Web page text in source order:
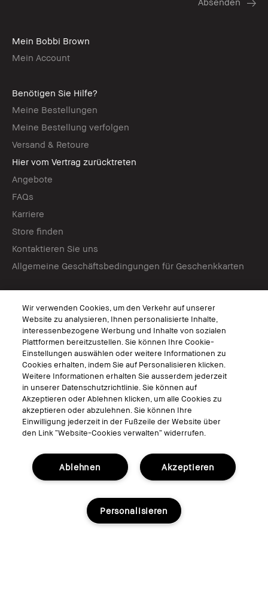
Mein Bobbi Brown
Mein Account
Benötigen Sie Hilfe?
Meine Bestellungen
Meine Bestellung verfolgen
Versand & Retoure
Hier vom Vertrag zurücktreten
Angebote
FAQs
Karriere
Store finden
Kontaktieren Sie uns
Allgemeine Geschäftsbedingungen für Geschenkkarten
Virtuelle Beratungen
Bobbi Brown Live
Virtual Try-On
Folgen
Allgemeine Geschäftsbedingungen
Nutzungsbedingungen
Datenschutzerklärung
Wir verwenden Cookies, um den Verkehr auf unserer
Website zu analysieren, Ihnen personalisierte Inhalte,
interessenbezogene Werbung und Inhalte von sozialen
Plattformen bereitzustellen. Sie können Ihre Cookie-
Einstellungen auswählen oder weitere Informationen zu
Cookies erhalten, indem Sie auf Personalisieren klicken.
Weitere Informationen erhalten Sie ausserdem jederzeit
in unserer Datenschutzrichtlinie. Sie können auf
Akzeptieren oder Ablehnen klicken, um alle Cookies zu
akzeptieren oder abzulehnen. Sie können Ihre
Einwilligung jederzeit in der Fußzeile der Website über
den Link “Website-Cookies verwalten“ widerrufen.
Akzeptieren
Ablehnen
Personalisieren